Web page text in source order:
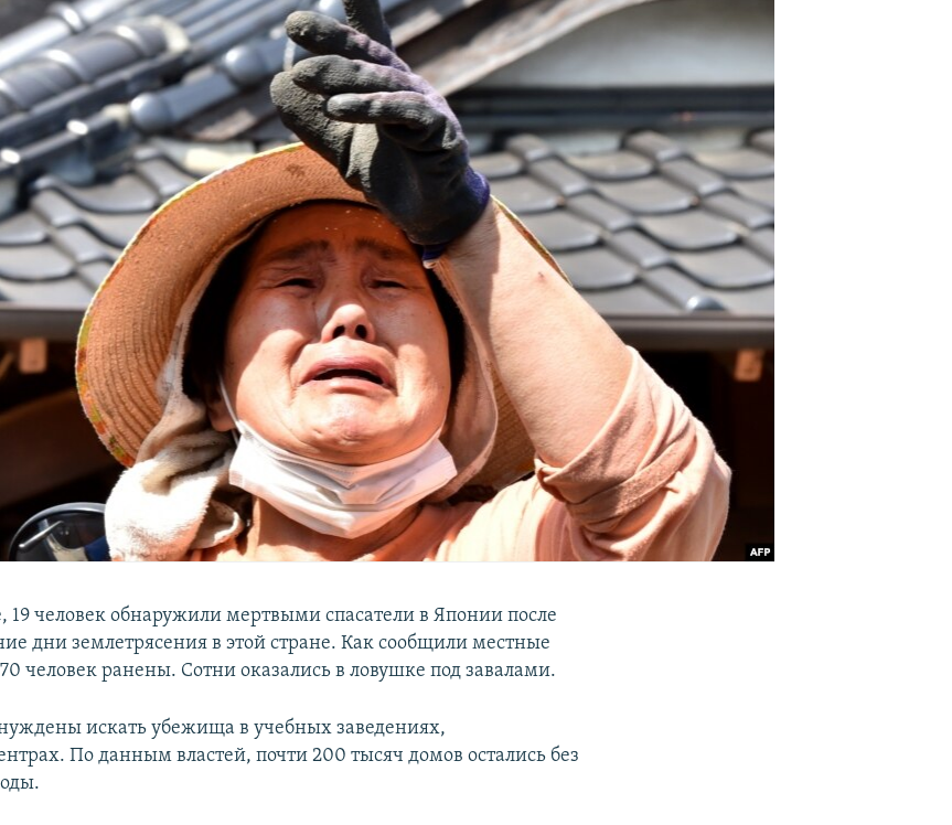
человек обнаружили мертвыми спасатели в Японии после
дни землетрясения в этой стране. Как сообщили местные
человек ранены. Сотни оказались в ловушке под завалами.
искать убежища в учебных заведениях,
По данным властей, почти 200 тысяч домов остались без